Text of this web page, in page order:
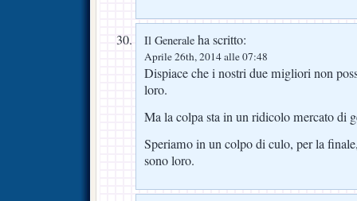
Il Generale ha scritto:
Aprile 26th, 2014 alle 07:48
Dispiace che i nostri due migliori non
loro.
Ma la colpa sta in un ridicolo mercato di
Speriamo in un colpo di culo, per la
sono loro.